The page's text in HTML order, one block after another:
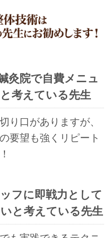
灸院で自費メニュ
考えている先生
り口がありますが、
要望も強くリピート
フに即戦力として
と考えている先生